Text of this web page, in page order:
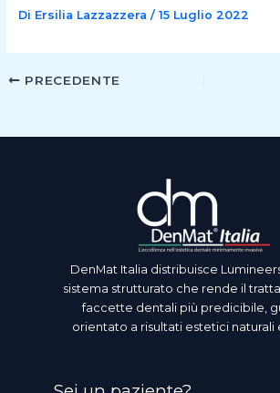
Di Ersilia Lazzazzera / 15 Luglio 2022
PRECEDENTE
DenMat Italia distribuisce
sistema strutturato che rende il
faccette dentali più predicibile,
orientato a risultati estetici naturali